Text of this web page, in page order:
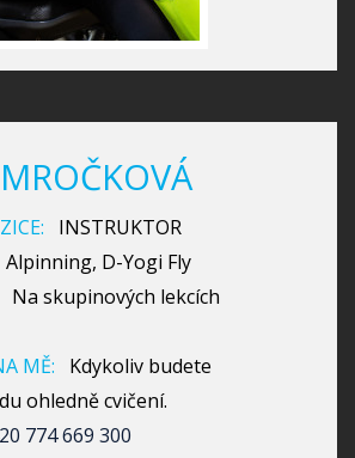
MROČKOVÁ
INSTRUKTOR
Alpinning, D-Yogi Fly
Na skupinových lekcích
MĚ:
Kdykoliv budete
ohledně cvičení.
774 669 300